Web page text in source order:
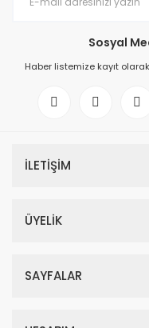
Sosyal
Haber listemize kayıt
İLETİŞİM
ÜYELİK
SAYFALAR